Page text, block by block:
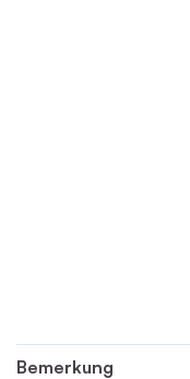
Bemerkung